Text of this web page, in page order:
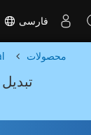
فارسی
محصولات